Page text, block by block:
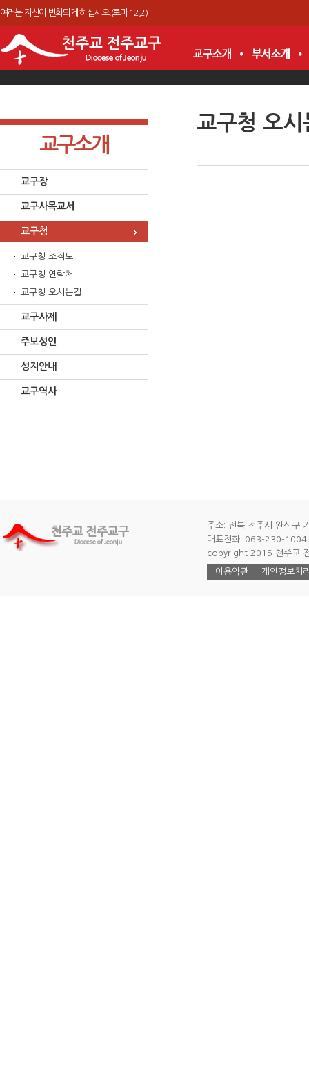
여러분 자신이 변화되게 하십시오.(로마 12,2)
교구소개
교구장
교구사목교서
교구청
교구청 조직도
교구청 연락처
교구청 오시는길
교구사제
주보성인
성지안내
교구역사
교구청 오시
주소: 전북 전주시 완산구
대표전화: 063-230-
copyright 2015 천주교
이용약관 개인정보처